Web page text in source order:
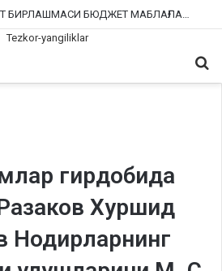
ШОФИРКОН ТИББИЁТ БИРЛАШМАСИ БЮДЖЕТ МАБЛАҒЛАРИНИ ТАЛОН-ТАРОЖ ҚИЛИНГАНИ РОСТМИ?
гирдобида
Хуршид
Нодирларнинг